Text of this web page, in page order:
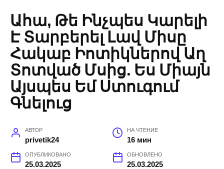
Ահա, Թե Ինչպես Կարելի
Է Տարբերել Լավ Միսը
Հակաբ Իոտիկներով Աղ
Տոտված Մսից. Ես Միայն
Այսպես Եմ Ստուգում
Գնելուց
АВТОР
privetik24
НА ЧТЕНИЕ
16 мин
ОПУБЛИКОВАНО
25.03.2025
ОБНОВЛЕНО
25.03.2025